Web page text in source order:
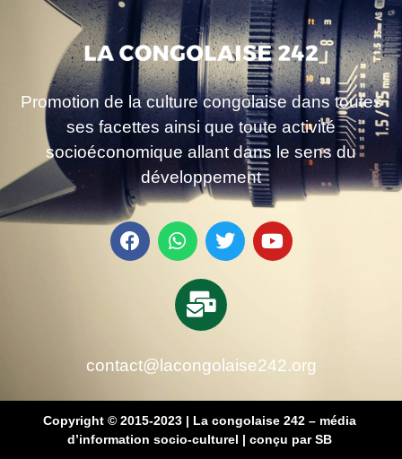
Promotion de la culture congolaise dans toutes
ses facettes ainsi que toute activité
socioéconomique allant dans le sens du
développement
contact@lacongolaise242.org
Copyright © 2015-2023 | La congolaise 242 – média
d’information socio-culturel | conçu par SB